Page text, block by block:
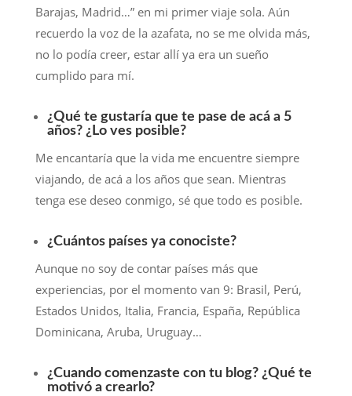
Barajas, Madrid…” en mi primer viaje sola. Aún
recuerdo la voz de la azafata, no se me olvida más,
no lo podía creer, estar allí ya era un sueño
cumplido para mí.
¿Qué te gustaría que te pase de acá a 5
años? ¿Lo ves posible?
Me encantaría que la vida me encuentre siempre
viajando, de acá a los años que sean. Mientras
tenga ese deseo conmigo, sé que todo es posible.
¿Cuántos países ya conociste?
Aunque no soy de contar países más que
experiencias, por el momento van 9: Brasil, Perú,
Estados Unidos, Italia, Francia, España, República
Dominicana, Aruba, Uruguay…
¿Cuando comenzaste con tu blog? ¿Qué te
motivó a crearlo?